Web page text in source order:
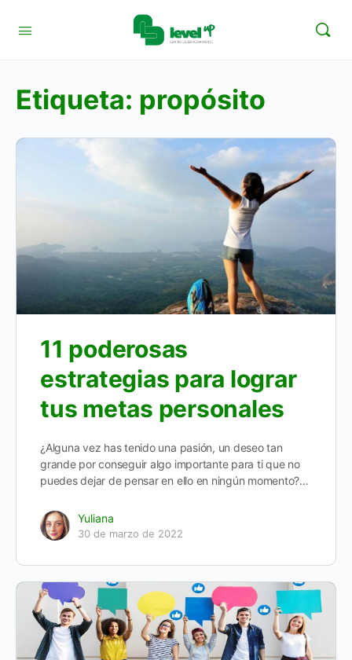
Etiqueta: propósito
11 poderosas
estrategias para lograr
tus metas personales
¿Alguna vez has tenido una pasión, un deseo tan
grande por conseguir algo importante para ti que no
puedes dejar de pensar en ello en ningún momento?…
Yuliana
30 de marzo de 2022